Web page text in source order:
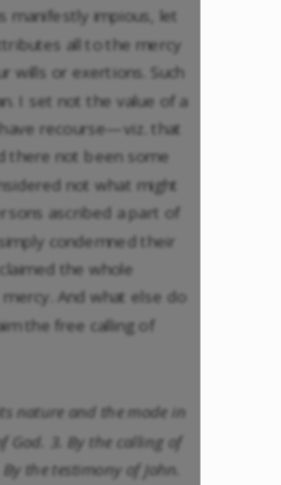
manifestly impious, let
all to the mercy
wills or exertions. Such
I set not the value of a
recourse—viz. that
there not been some
not what might
ascribed a part of
condemned their
the whole
And what else do
the free calling of
nature and the mode in
God. 3. By the calling of
the testimony of John.